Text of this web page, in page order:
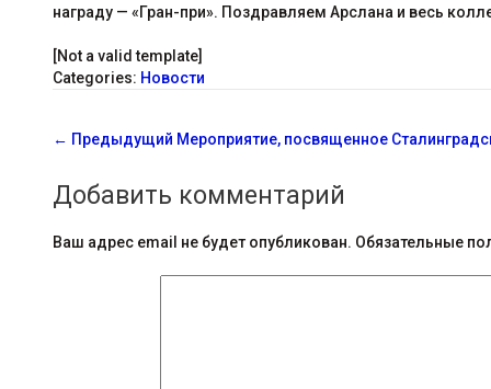
награду — «Гран-при». Поздравляем Арслана и весь
[Not a valid template]
Categories: Новости
С
о
о
б
← Предыдущий Мероприятие, посвященное
Добавить комментарий
Ваш адрес email не будет опубликован. Обязательные